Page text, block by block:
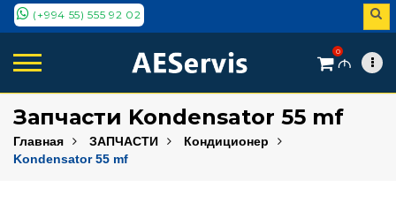
(+994 55) 555 92 02
0
M
Запчасти Kondensator 55 mf
Главная ЗАПЧАСТИ
Кондиционер
Kondensator 55 mf